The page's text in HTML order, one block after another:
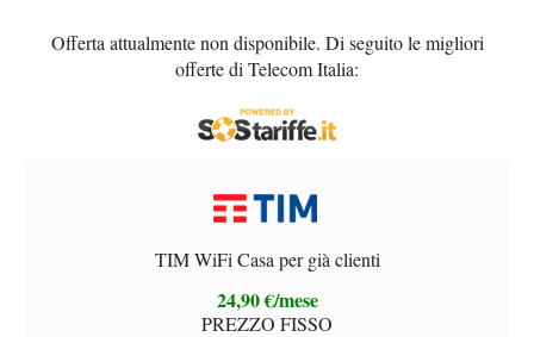
Offerta attualmente non disponibile. Di seguito le migliori
offerte di Telecom Italia:
TIM WiFi Casa per già clienti
24,90 €/mese
PREZZO FISSO